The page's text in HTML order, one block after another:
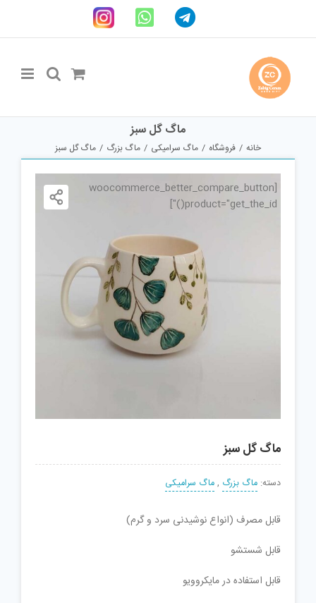
content
Telegram
WhatsApp
اینستاگرام
ماگ گل سبز
خانه فروشگاه ماگ سرامیکی ماگ بزرگ ماگ گل سبز
[woocommerce_better_compare_button
product="get_the_id()"]
ماگ گل سبز
دسته: ماگ بزرگ ,ماگ سرامیکی
قابل مصرف (انواع نوشیدنی سرد و گرم)
قابل شستشو
قابل استفاده در مایکروویو